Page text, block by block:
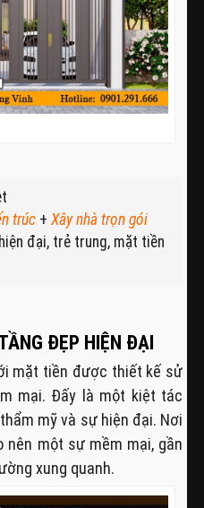
trúc+ Xây nhà trọn gói
đại, trẻ trung, mặt tiền
ĐẸP HIỆN ĐẠI
mặt tiền được thiết kế sử
mại. Đấy là một kiệt tác
mỹ và sự hiện đại. Nơi
nên một sự mềm mại, gần
xung quanh.